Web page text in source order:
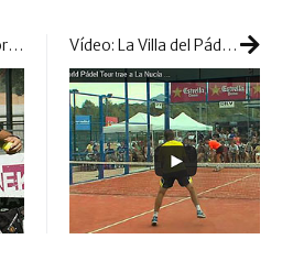
Adrián Caviglia: «Horario, calor y humedad, claves en Alicante» Vídeo: La Villa del Pádel ya disfruta plenamente de su gran fiesta